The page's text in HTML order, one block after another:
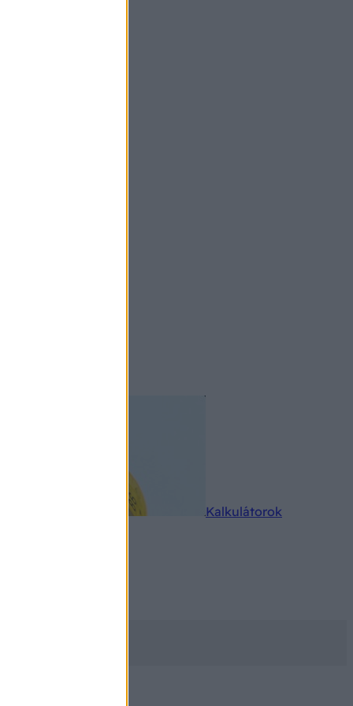
Kalkulátorok